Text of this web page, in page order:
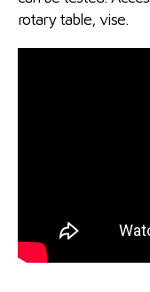
rotary table, vise.